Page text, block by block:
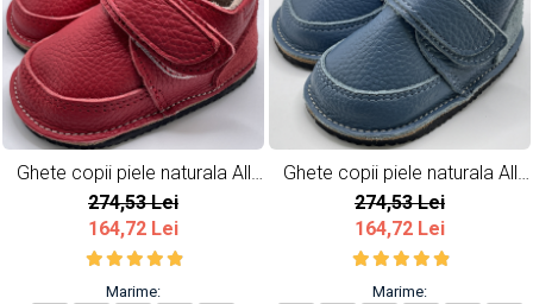
Ghete copii piele naturala All
Red
274,53 Lei
164,72 Lei
Marime:
Ghete copii piele naturala All
Blue
274,53 Lei
164,72 Lei
Marime: